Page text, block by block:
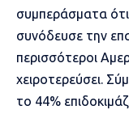
συμπεράσματα ότι
συνόδευσε την
περισσότεροι
χειροτερεύσει.
το 44%